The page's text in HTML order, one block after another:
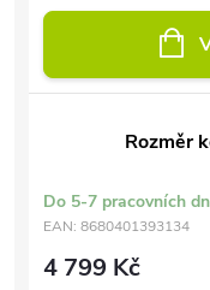
Rozměr
Do 5-7 pracovních
EAN: 8680401393134
4 799 Kč